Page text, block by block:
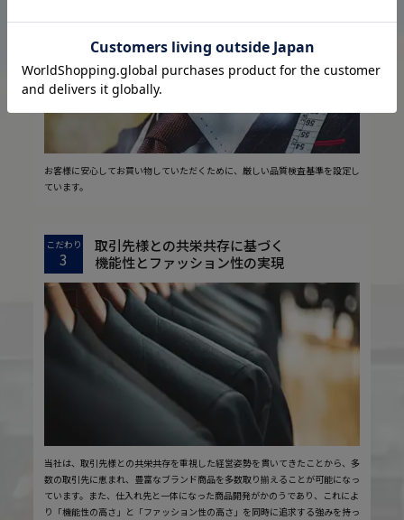
お客様に安心してお買い物していただくために、厳しい品質検査基準を設定し
ています。
こだわり
3
取引先様との共栄共存に基づく
機能性とファッション性の実現
当社は、取引先様との共栄共存を重視した経営姿勢を貫いてきたことから、多
数の取引先に恵まれ、豊富なブランド商品を多数取り揃えることが可能になっ
ています。また、仕入れ先と一体になった商品開発がかのうであり、これによ
り「機能性の高さ」と「ファッション性の高さ」を同時に追求する強みを持っ